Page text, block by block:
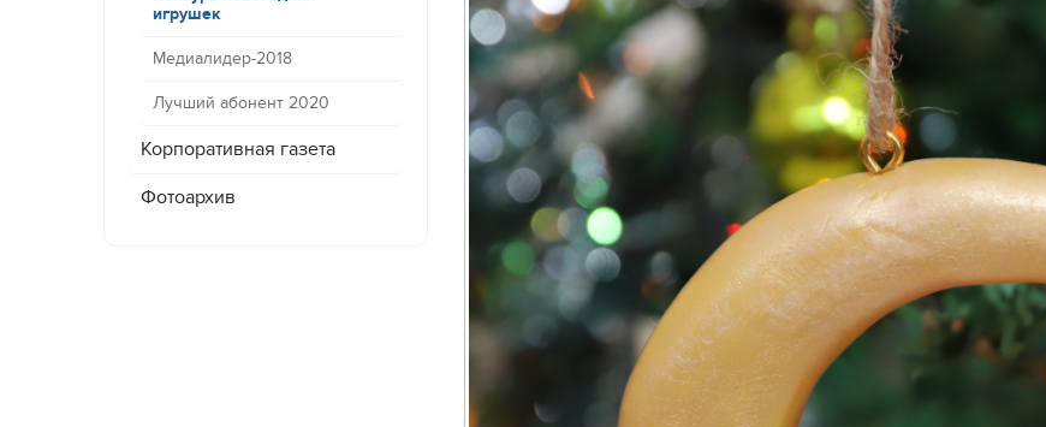
игрушек
Медиалидер-2018
Лучший абонент 2020
Корпоративная газета
Фотоархив